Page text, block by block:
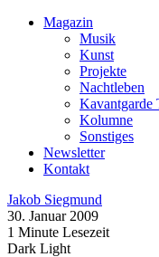
Magazin
Musik
Kunst
Projekte
Nachtleben
Kavantgarde
Kolumne
Sonstiges
Newsletter
Kontakt
Jakob Siegmund
30. Januar 2009
1 Minute Lesezeit
Dark Light